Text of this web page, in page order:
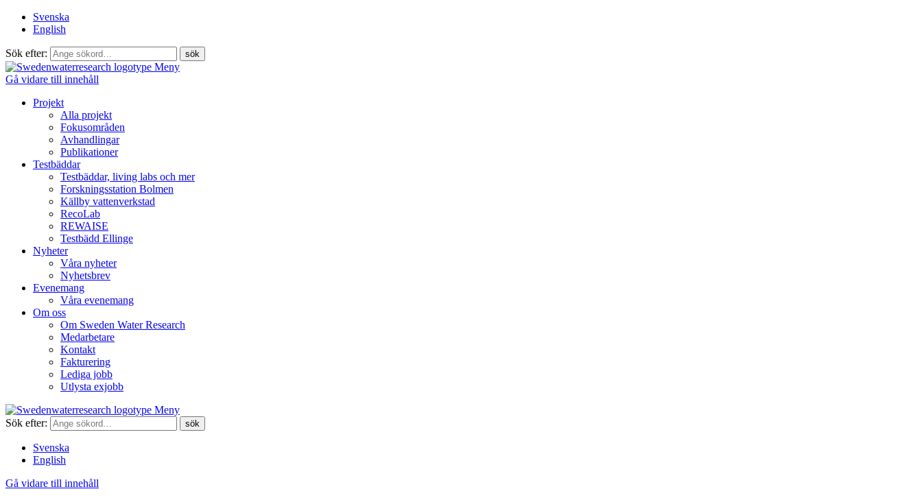
Svenska
English
Sök efter:
Meny
Gå vidare till innehåll
Projekt
Alla projekt
Fokusområden
Avhandlingar
Publikationer
Testbäddar
Testbäddar, living labs och mer
Forskningsstation Bolmen
Källby vattenverkstad
RecoLab
REWAISE
Testbädd Ellinge
Nyheter
Våra nyheter
Nyhetsbrev
Evenemang
Våra evenemang
Om oss
Om Sweden Water Research
Medarbetare
Kontakt
Fakturering
Lediga jobb
Utlysta exjobb
Meny
Sök efter:
Svenska
English
Gå vidare till innehåll